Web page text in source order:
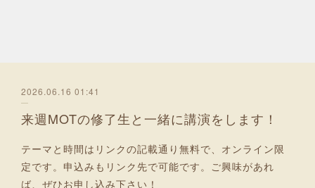
2026.06.16 01:41
来週MOTの修了生と一緒に講演をします！
テーマと時間はリンクの記載通り無料で、オンライン限
定です。申込みもリンク先で可能です。ご興味があれ
ば、ぜひお申し込み下さい！